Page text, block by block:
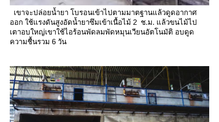
เขาจะปล่อยน้ำยา โบรอนเข้าไปตามมาตฐานแล้วดูดอากาศ
ออก ใช้แรงดันสูงอัดน้ำยาซึมเข้าเนื้อไม้ 2 ช.ม. ล้วขนไม้ไป
เตาอบใหญ่เขาใช้ไอร้อนพัดลมพัดหมุนเวียนอัตโนมัติ อบดูด
ความชื้นรวม 6 วัน